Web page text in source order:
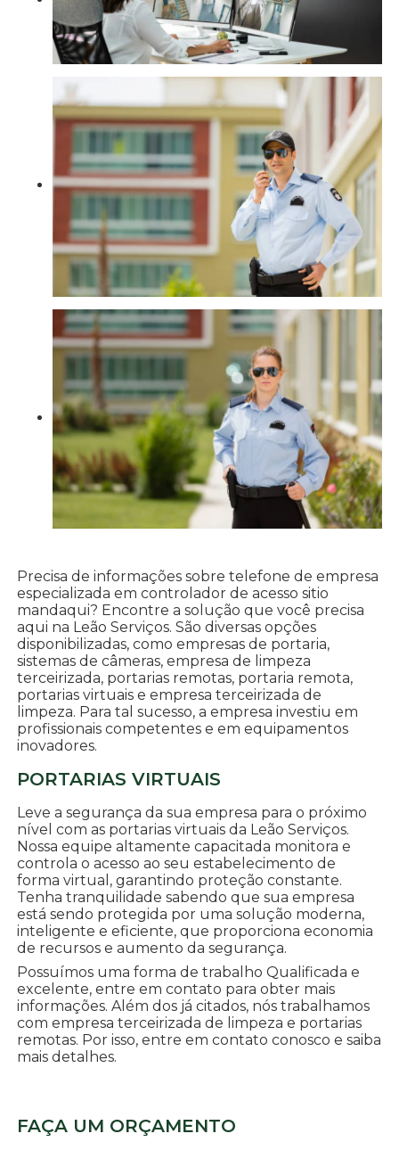
Precisa de informações sobre telefone de empresa
especializada em controlador de acesso sitio
mandaqui? Encontre a solução que você precisa
aqui na Leão Serviços. São diversas opções
disponibilizadas, como empresas de portaria,
sistemas de câmeras, empresa de limpeza
terceirizada, portarias remotas, portaria remota,
portarias virtuais e empresa terceirizada de
limpeza. Para tal sucesso, a empresa investiu em
profissionais competentes e em equipamentos
inovadores.
PORTARIAS VIRTUAIS
Leve a segurança da sua empresa para o próximo
nível com as portarias virtuais da Leão Serviços.
Nossa equipe altamente capacitada monitora e
controla o acesso ao seu estabelecimento de
forma virtual, garantindo proteção constante.
Tenha tranquilidade sabendo que sua empresa
está sendo protegida por uma solução moderna,
inteligente e eficiente, que proporciona economia
de recursos e aumento da segurança.
Possuímos uma forma de trabalho Qualificada e
excelente, entre em contato para obter mais
informações. Além dos já citados, nós trabalhamos
com empresa terceirizada de limpeza e portarias
remotas. Por isso, entre em contato conosco e saiba
mais detalhes.
FAÇA UM ORÇAMENTO